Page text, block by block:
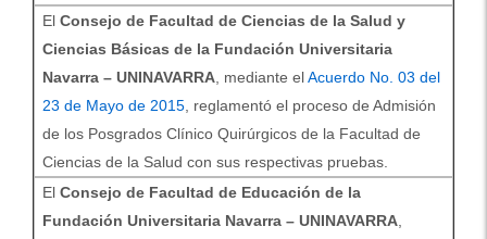
El Consejo de Facultad de Ciencias de la Salud y
Ciencias Básicas de la Fundación Universitaria
Navarra – UNINAVARRA , mediante elAcuerdo No. 03 del
23 de Mayo de 2015 , reglamentó el proceso de Admisión
de los Posgrados Clínico Quirúrgicos de la Facultad de
Ciencias de la Salud con sus respectivas pruebas.
El Consejo de Facultad de Educación de la
Fundación Universitaria Navarra – UNINAVARRA